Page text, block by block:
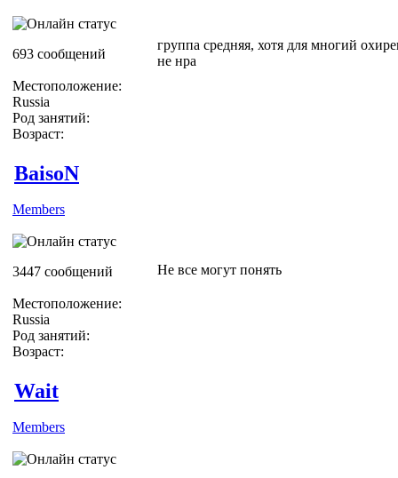
693 сообщений
Местоположение:
Russia
Род занятий:
Возраст:
группа средняя, хотя для многий
не нра
BaisoN
Members
3447 сообщений
Местоположение:
Russia
Род занятий:
Возраст:
Не все могут понять
Wait
Members